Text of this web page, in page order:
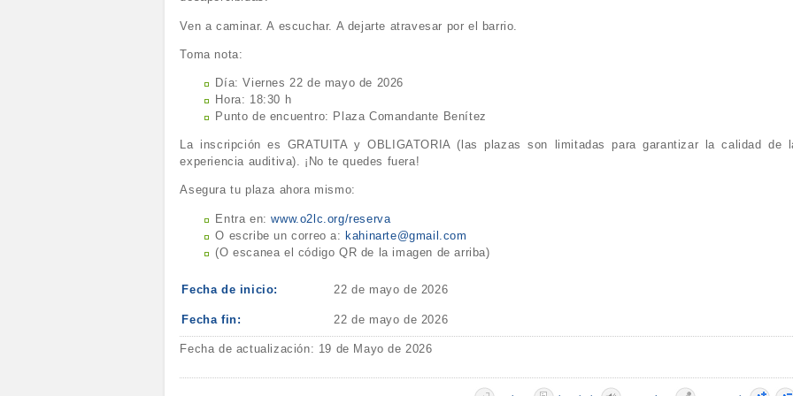
Ven a caminar. A escuchar. A dejarte atravesar por el barrio.
Toma nota:
Día: Viernes 22 de mayo de 2026
Hora: 18:30 h
Punto de encuentro: Plaza Comandante Benítez
La inscripción es GRATUITA y OBLIGATORIA (las plazas son limitadas para garantizar la calidad de
experiencia auditiva). ¡No te quedes fuera!
Asegura tu plaza ahora mismo:
Entra en:www.o2lc.org/reserva
O escribe un correo a:kahinarte@gmail.com
(O escanea el código QR de la imagen de arriba)
Fecha de inicio: 22 de mayo de 2026
Fecha fin: 22 de mayo de 2026
Fecha de actualización: 19 de Mayo de 2026